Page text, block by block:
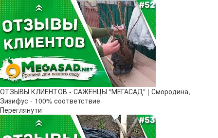
ОТЗЫВЫ КЛИЕНТОВ - САЖЕНЦЫ "МЕГАСАД" | Смородина,
Зизифус - 100% соответствие
Переглянути